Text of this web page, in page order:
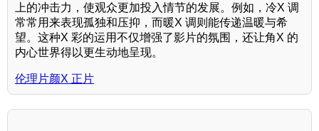
上的冲击力，使观众更加投入情节的发展。例如，冷X 调
常常用来表现孤独和压抑，而暖X 调则能传递温暖与希
望。这种X 彩的运用不仅增强了影片的氛围，还让角X 的
内心世界得以更生动地呈现。
伦理片颜X 正片